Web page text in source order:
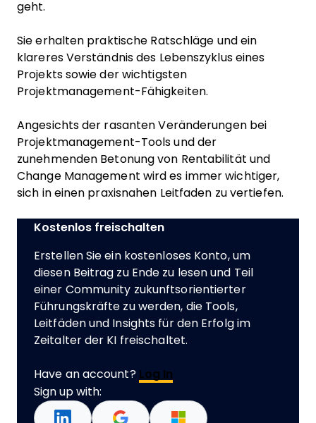
geht.
Sie erhalten praktische Ratschläge und ein
klareres Verständnis des Lebenszyklus eines
Projekts sowie der wichtigsten
Projektmanagement-Fähigkeiten.
Angesichts der rasanten Veränderungen bei
Projektmanagement-Tools und der
zunehmenden Betonung von Rentabilität und
Change Management wird es immer wichtiger,
sich in einen praxisnahen Leitfaden zu vertiefen.
Kostenlos freischalten
Erstellen Sie ein kostenloses Konto, um
diesen Beitrag zu Ende zu lesen und Teil
einer Community zukunftsorientierter
Führungskräfte zu werden, die Tools,
Leitfäden und Insights für den Erfolg im
Zeitalter der KI freischaltet.
Have an account? Log In
Sign up with: